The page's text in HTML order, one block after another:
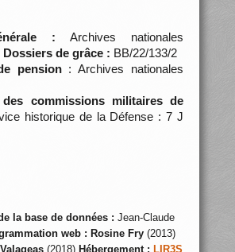
: Archives nationales
Dossiers de grâce : BB/22/133/2
pension: Archives nationales
des commissions militaires de
historique de la Défense : 7 J
la base de données : Jean-Claude
web : Rosine Fry(2013)
(2018) Hébergement : LIR3S